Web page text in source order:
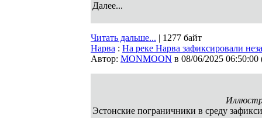
Далее...
Читать дальше... | 1277 байт
Нарва : На реке Нарва зафиксировали
Автор: MONMOON в 08/06/2025 06:50:00
Эстонские пограничники в среду